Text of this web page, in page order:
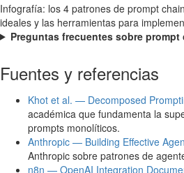
Infografía: los 4 patrones de prompt
ideales y las herramientas para
Preguntas frecuentes sobre prompt
Fuentes y referencias
Khot et al. — Decomposed
académica que fundamenta la
prompts monolíticos.
Anthropic — Building Effective
Anthropic sobre patrones de
n8n — OpenAI Integration